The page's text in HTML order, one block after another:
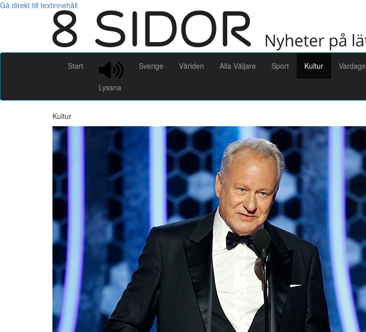
Gå direkt till textinnehåll
Start
Lyssna
Sverige Världen Alla Väljare Sport Kultur Vardags
Kultur